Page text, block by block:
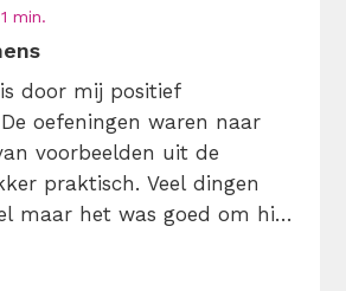
1 min.
door mij positief
oefeningen waren naar
voorbeelden uit de
praktisch. Veel dingen
maar het was goed om hier
van hoeveel is